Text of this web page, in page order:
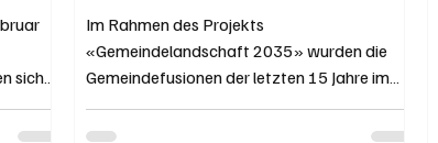
sicher
Im Rahmen des Projekts
«Gemeindelandschaft 2035» wurden die
Gemeindefusionen der letzten 15 Jahre im
Kanton Solothurn rückblickend auf...